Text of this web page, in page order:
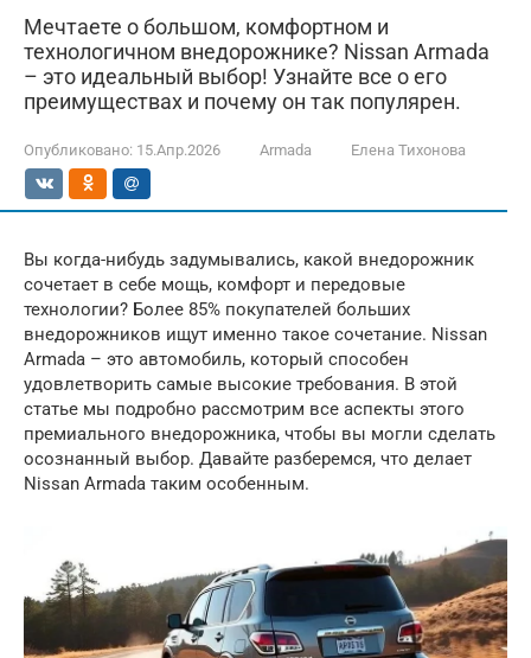
Мечтаете о большом, комфортном и
технологичном внедорожнике? Nissan Armada
– это идеальный выбор! Узнайте все о его
преимуществах и почему он так популярен.
Опубликовано: 15.Апр.2026 Armada Елена Тихонова
Вы когда-нибудь задумывались, какой внедорожник
сочетает в себе мощь, комфорт и передовые
технологии? Более 85% покупателей больших
внедорожников ищут именно такое сочетание. Nissan
Armada – это автомобиль, который способен
удовлетворить самые высокие требования. В этой
статье мы подробно рассмотрим все аспекты этого
премиального внедорожника, чтобы вы могли сделать
осознанный выбор. Давайте разберемся, что делает
Nissan Armada таким особенным.